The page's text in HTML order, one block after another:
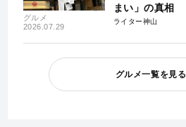
グルメ
2026.07.29
まい」の真相
ライター神山
グルメ一覧を見る